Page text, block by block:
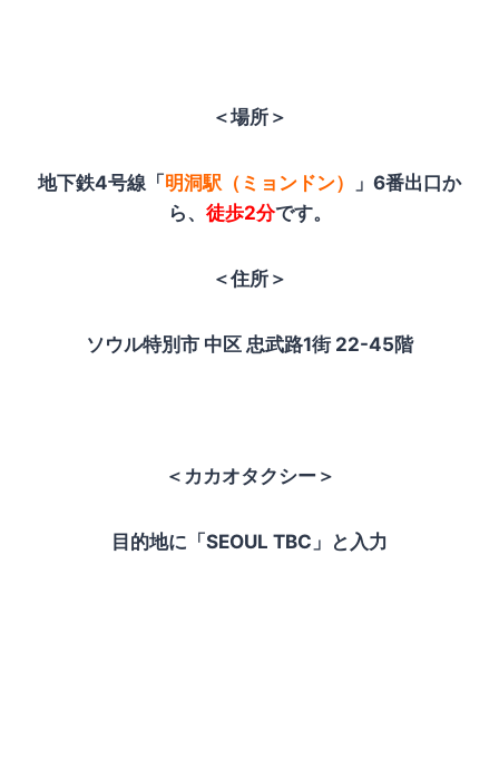
＜場所＞
地下鉄4号線「明洞駅（ミョンドン）
」6番出口か
ら、 徒歩2分です。
＜住所＞
ソウル特別市 中区 忠武路1街 22-45階
＜カカオタクシー＞
目的地に「SEOUL TBC」と入力